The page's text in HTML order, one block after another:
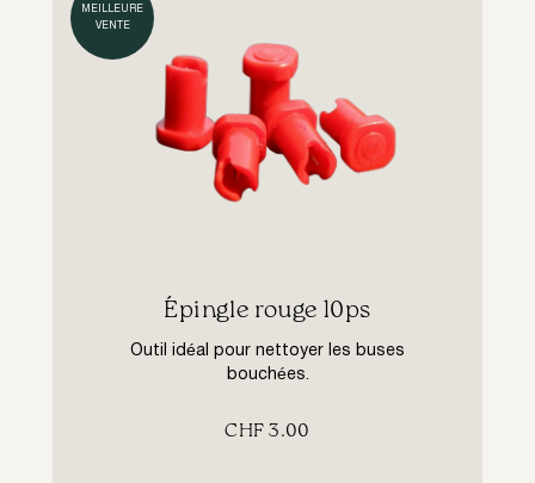
​Épingle rouge 10ps
Outil idéal pour nettoyer les buses
bouchées.
CHF 3.00
MEILLEURE
VENTE